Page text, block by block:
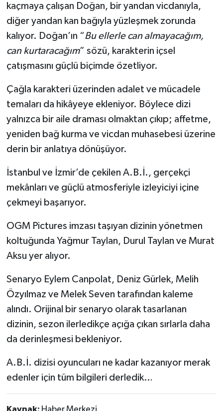
kaçmaya çalışan Doğan, bir yandan vicdanıyla,
diğer yandan kan bağıyla yüzleşmek zorunda
kalıyor. Doğan’ın “Bu ellerle can almayacağım,
can kurtaracağım” sözü, karakterin içsel
çatışmasını güçlü biçimde özetliyor.
Çağla karakteri üzerinden adalet ve mücadele
temaları da hikâyeye ekleniyor. Böylece dizi
yalnızca bir aile draması olmaktan çıkıp; affetme,
yeniden bağ kurma ve vicdan muhasebesi üzerine
derin bir anlatıya dönüşüyor.
İstanbul ve İzmir’de çekilen A.B.İ., gerçekçi
mekânları ve güçlü atmosferiyle izleyiciyi içine
çekmeyi başarıyor.
OGM Pictures imzası taşıyan dizinin yönetmen
koltuğunda Yağmur Taylan, Durul Taylan ve Murat
Aksu yer alıyor.
Senaryo Eylem Canpolat, Deniz Gürlek, Melih
Özyılmaz ve Melek Seven tarafından kaleme
alındı. Orijinal bir senaryo olarak tasarlanan
dizinin, sezon ilerledikçe açığa çıkan sırlarla daha
da derinleşmesi bekleniyor.
A.B.İ. dizisi oyuncuları ne kadar kazanıyor merak
edenler için tüm bilgileri derledik…